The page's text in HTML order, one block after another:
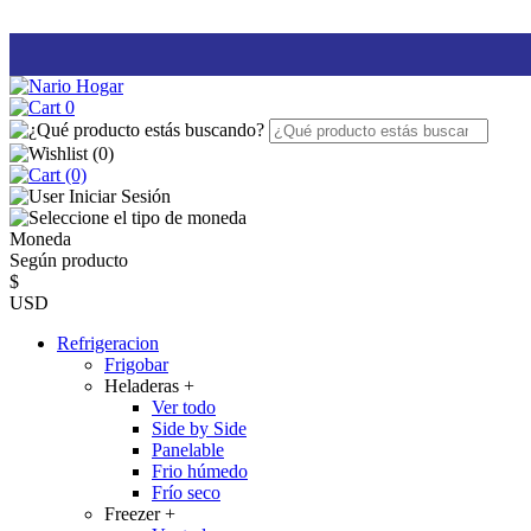
0
(0)
(0)
Iniciar Sesión
Moneda
Según producto
$
USD
Refrigeracion
Frigobar
Heladeras +
Ver todo
Side by Side
Panelable
Frio húmedo
Frío seco
Freezer+